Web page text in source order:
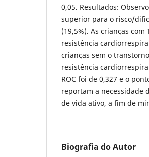
0,05. Resultados:
superior para o risco/
(19,5%). As crianças
resistência
crianças sem o
resistência
ROC foi de 0,327 e o
reportam a necessidade
de vida ativo, a fim de
Biografia do Autor